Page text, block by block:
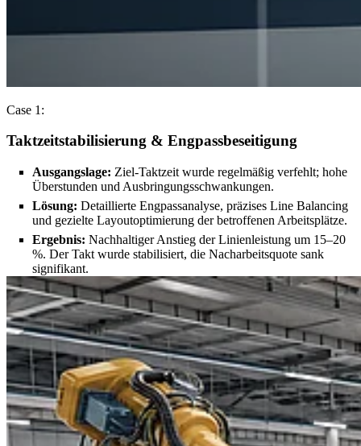
Case 1:
Taktzeitstabilisierung & Engpassbeseitigung
Ausgangslage: Ziel-Taktzeit wurde regelmäßig verfehlt; hohe
Überstunden und Ausbringungsschwankungen.
Lösung: Detaillierte Engpassanalyse, präzises Line Balancing
und gezielte Layoutoptimierung der betroffenen Arbeitsplätze.
Ergebnis: Nachhaltiger Anstieg der Linienleistung um 15–20
%. Der Takt wurde stabilisiert, die Nacharbeitsquote sank
signifikant.